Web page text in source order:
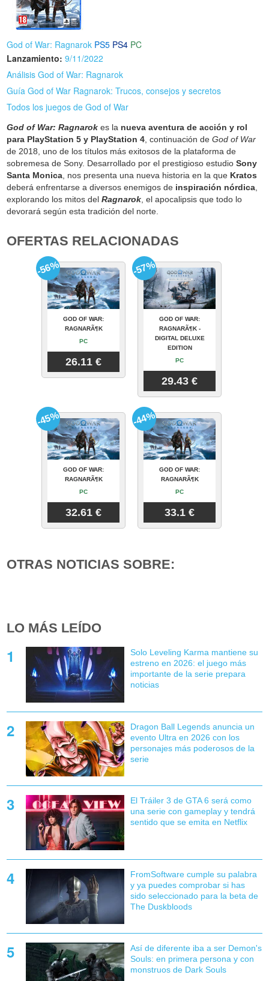
God of War: Ragnarok PS5 PS4 PC
Lanzamiento: 9/11/2022
Análisis God of War: Ragnarok
Guía God of War Ragnarok: Trucos, consejos y secretos
Todos los juegos de God of War
God of War: Ragnarok es la nueva aventura de acción y rol
para PlayStation 5 y PlayStation 4 , continuación deGod of War
de 2018, uno de los títulos más exitosos de la plataforma de
sobremesa de Sony. Desarrollado por el prestigioso estudioSony
Santa Monica , nos presenta una nueva historia en la que Kratos
deberá enfrentarse a diversos enemigos de inspiración nórdica
explorando los mitos delRagnarok , el apocalipsis que todo lo
devorará según esta tradición del norte.
OFERTAS RELACIONADAS
GOD OF WAR:
RAGNARÃ¶K
PC
26.11 €
-56%
GOD OF WAR:
RAGNARÃ¶K -
DIGITAL DELUXE
EDITION
PC
29.43 €
-57%
GOD OF WAR:
RAGNARÃ¶K
PC
32.61 €
-45%
GOD OF WAR:
RAGNARÃ¶K
PC
33.1 €
-44%
OTRAS NOTICIAS SOBRE:
LO MÁS LEÍDO
Solo Leveling Karma mantiene su
estreno en 2026: el juego más
importante de la serie prepara
noticias
Dragon Ball Legends anuncia un
evento Ultra en 2026 con los
personajes más poderosos de la
serie
El Tráiler 3 de GTA 6 será como
una serie con gameplay y tendrá
sentido que se emita en Netflix
FromSoftware cumple su palabra
y ya puedes comprobar si has
sido seleccionado para la beta de
The Duskbloods
Así de diferente iba a ser Demon's
Souls: en primera persona y con
monstruos de Dark Souls